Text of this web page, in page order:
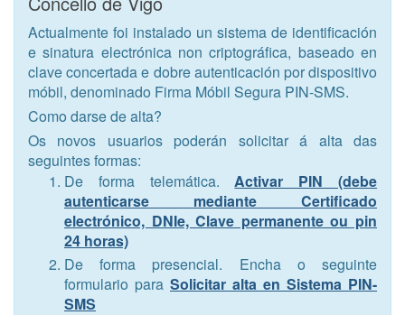
Actualmente foi instalado un sistema de identificación
e sinatura electrónica non criptográfica, baseado en
clave concertada e dobre autenticación por dispositivo
móbil, denominado Firma Móbil Segura PIN-SMS.
Como darse de alta?
Os novos usuarios poderán solicitar á alta das
seguintes formas:
De forma telemática.Activar PIN (debe
autenticarse mediante Certificado
electrónico, DNIe, Clave permanente ou pin
24 horas)
De forma presencial. Encha o seguinte
formulario para Solicitar alta en Sistema PIN-
SMS